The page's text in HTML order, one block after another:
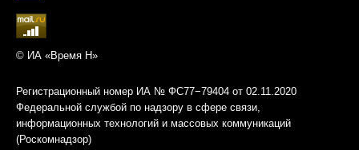
© ИА «Время Н»
Регистрационный номер ИА № ФС77−79404 от 02.11.2020
Федеральной службой по надзору в сфере связи,
информационных технологий и массовых коммуникаций
(Роскомнадзор)